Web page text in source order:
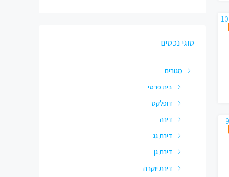
סוגי נכסים
מגורים
בית פרטי
דופלקס
דירה
דירת גג
דירת גן
דירת יוקרה